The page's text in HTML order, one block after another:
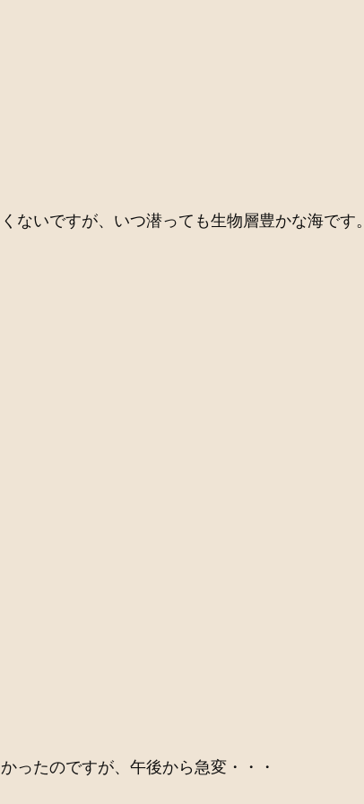
ないですが、いつ潜っても生物層豊かな海です。
ったのですが、午後から急変・・・